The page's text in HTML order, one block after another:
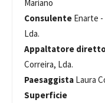
Mariano
Consulente Enarte
Lda.
Appaltatore
Correira, Lda.
Paesaggista Laura
Superficie